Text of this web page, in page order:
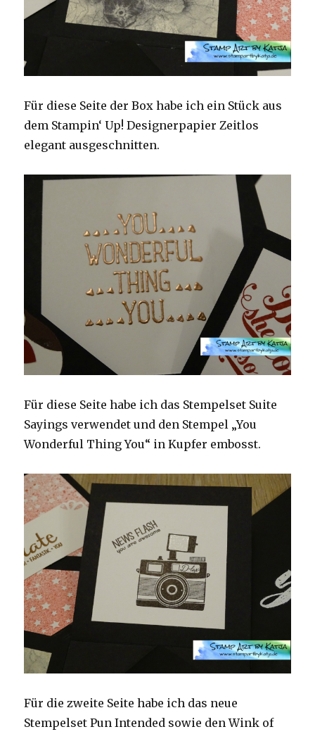
Für diese Seite der Box habe ich ein Stück aus
dem Stampin‘ Up! Designerpapier Zeitlos
elegant ausgeschnitten.
Für diese Seite habe ich das Stempelset Suite
Sayings verwendet und den Stempel „You
Wonderful Thing You“ in Kupfer embosst.
Für die zweite Seite habe ich das neue
Stempelset Pun Intended sowie den Wink of